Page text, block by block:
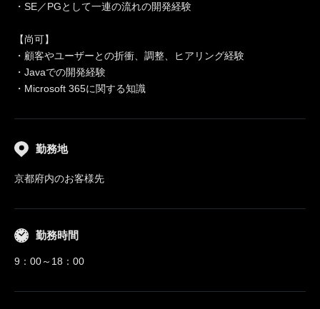
・SE／PGとして一連の流れの開発経験
【尚可】
・顧客やユーザーとの折衝、調整、ヒアリング経験
・Javaでの開発経験
・Microsoft 365に関する知識
勤務地
京都府内のお客様先
勤務時間
9：00～18：00